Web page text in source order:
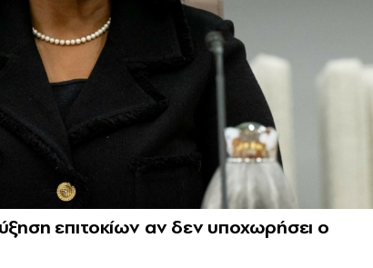
επιτοκίων αν δεν υποχωρήσει ο